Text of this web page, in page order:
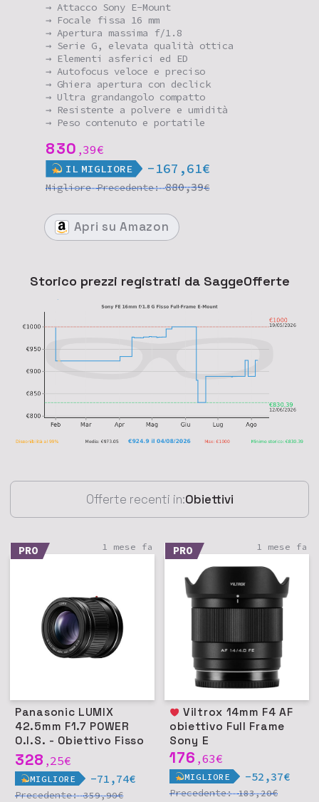
→ Attacco Sony E-Mount
→ Focale fissa 16 mm
→ Apertura massima f/1.8
→ Serie G, elevata qualità ottica
→ Elementi asferici ed ED
→ Autofocus veloce e preciso
→ Ghiera apertura con declick
→ Ultra grandangolo compatto
→ Resistente a polvere e umidità
→ Peso contenuto e portatile
830 ,39€
IL MIGLIORE -167,61€
MigliorePrecedente:880,39€
Apri su Amazon
Storico prezzi registrati da SaggeOfferte
Offerte recenti in:Obiettivi
PRO 1 mese fa
Panasonic LUMIX
42.5mm F1.7 POWER
O.I.S. - Obiettivo Fisso
Micro Quattro Terzi
328 ,25€
MIGLIORE -71,74€
Precedente:359,90€
PRO 1 mese fa
Viltrox 14mm F4 AF
obiettivo Full Frame
Sony E
176 ,63€
MIGLIORE -52,37€
Precedente:183,20€